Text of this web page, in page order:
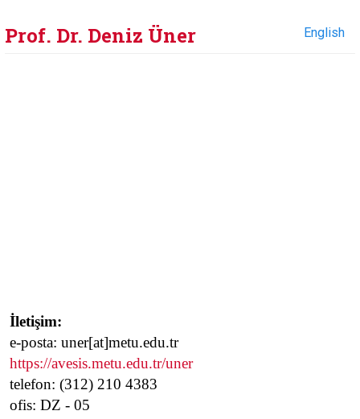
Prof. Dr. Deniz Üner English
İletişim:
e-posta: uner[at]metu.edu.tr
https://avesis.metu.edu.tr/uner
telefon: (312) 210 4383
ofis: DZ - 05